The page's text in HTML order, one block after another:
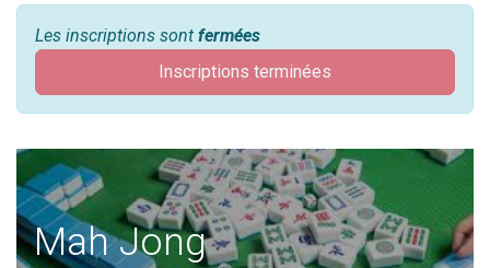
Les inscriptions sont fermées
Inscriptions terminées
Mah Jong